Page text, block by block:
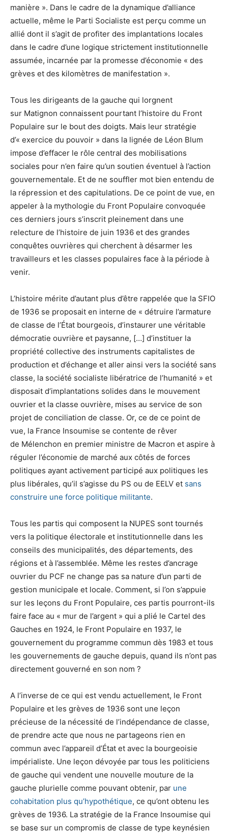
manière ». Dans le cadre de la dynamique d’alliance
actuelle, même le Parti Socialiste est perçu comme un
allié dont il s’agit de profiter des implantations locales
dans le cadre d’une logique strictement institutionnelle
assumée, incarnée par la promesse d’économie « des
grèves et des kilomètres de manifestation ».
Tous les dirigeants de la gauche qui lorgnent
sur Matignon connaissent pourtant l’histoire du Front
Populaire sur le bout des doigts. Mais leur stratégie
d’« exercice du pouvoir » dans la lignée de Léon Blum
impose d’effacer le rôle central des mobilisations
sociales pour n’en faire qu’un soutien éventuel à l’action
gouvernementale. Et de ne souffler mot bien entendu de
la répression et des capitulations. De ce point de vue, en
appeler à la mythologie du Front Populaire convoquée
ces derniers jours s’inscrit pleinement dans une
relecture de l’histoire de juin 1936 et des grandes
conquêtes ouvrières qui cherchent à désarmer les
travailleurs et les classes populaires face à la période à
venir.
L’histoire mérite d’autant plus d’être rappelée que la SFIO
de 1936 se proposait en interne de « détruire l’armature
de classe de l’État bourgeois, d’instaurer une véritable
démocratie ouvrière et paysanne, […] d’instituer la
propriété collective des instruments capitalistes de
production et d’échange et aller ainsi vers la société sans
classe, la société socialiste libératrice de l’humanité » et
disposait d’implantations solides dans le mouvement
ouvrier et la classe ouvrière, mises au service de son
projet de conciliation de classe. Or, ce de ce point de
vue, la France Insoumise se contente de rêver
de Mélenchon en premier ministre de Macron et aspire à
réguler l’économie de marché aux côtés de forces
politiques ayant activement participé aux politiques les
plus libérales, qu’il s’agisse du PS ou de EELV et sans
construire une force politique militante.
Tous les partis qui composent la NUPES sont tournés
vers la politique électorale et institutionnelle dans les
conseils des municipalités, des départements, des
régions et à l’assemblée. Même les restes d’ancrage
ouvrier du PCF ne change pas sa nature d’un parti de
gestion municipale et locale. Comment, si l’on s’appuie
sur les leçons du Front Populaire, ces partis pourront-ils
faire face au « mur de l’argent » qui a plié le Cartel des
Gauches en 1924, le Front Populaire en 1937, le
gouvernement du programme commun dès 1983 et tous
les gouvernements de gauche depuis, quand ils n’ont pas
directement gouverné en son nom ?
A l’inverse de ce qui est vendu actuellement, le Front
Populaire et les grèves de 1936 sont une leçon
précieuse de la nécessité de l’indépendance de classe,
de prendre acte que nous ne partageons rien en
commun avec l’appareil d’État et avec la bourgeoisie
impérialiste. Une leçon dévoyée par tous les politiciens
de gauche qui vendent une nouvelle mouture de la
gauche plurielle comme pouvant obtenir, par une
cohabitation plus qu’hypothétique, ce qu’ont obtenu les
grèves de 1936. La stratégie de la France Insoumise qui
se base sur un compromis de classe de type keynésien